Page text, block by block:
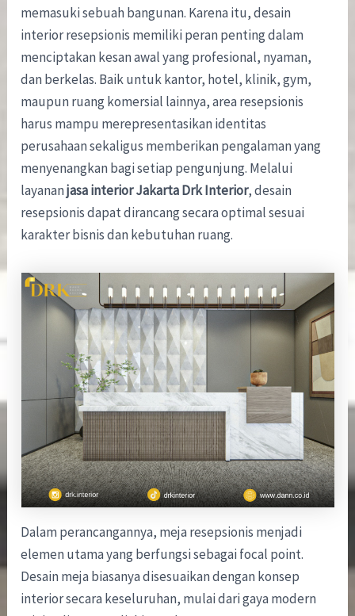
memasuki sebuah bangunan. Karena itu, desain
interior resepsionis memiliki peran penting dalam
menciptakan kesan awal yang profesional, nyaman,
dan berkelas. Baik untuk kantor, hotel, klinik, gym,
maupun ruang komersial lainnya, area resepsionis
harus mampu merepresentasikan identitas
perusahaan sekaligus memberikan pengalaman yang
menyenangkan bagi setiap pengunjung. Melalui
layananjasa interior Jakarta Drk Interior, desain
resepsionis dapat dirancang secara optimal sesuai
karakter bisnis dan kebutuhan ruang.
Dalam perancangannya, meja resepsionis menjadi
elemen utama yang berfungsi sebagai focal point.
Desain meja biasanya disesuaikan dengan konsep
interior secara keseluruhan, mulai dari gaya modern